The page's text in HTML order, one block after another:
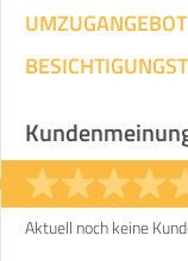
Aktuell noch keine